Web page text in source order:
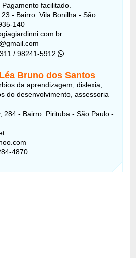
facilitado.
- Bairro: Vila Bonilha - São
140
/ 98241-5912
Bruno dos Santos
da aprendizagem, dislexia,
do desenvolvimento, assessoria
284 - Bairro: Pirituba - São Paulo -
4870